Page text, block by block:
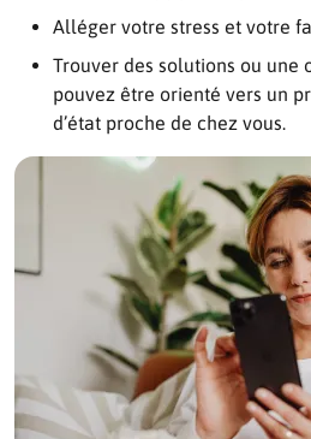
Alléger votre stress et votre
Trouver des solutions ou une
pouvez être orienté vers un
d’état proche de chez vous.